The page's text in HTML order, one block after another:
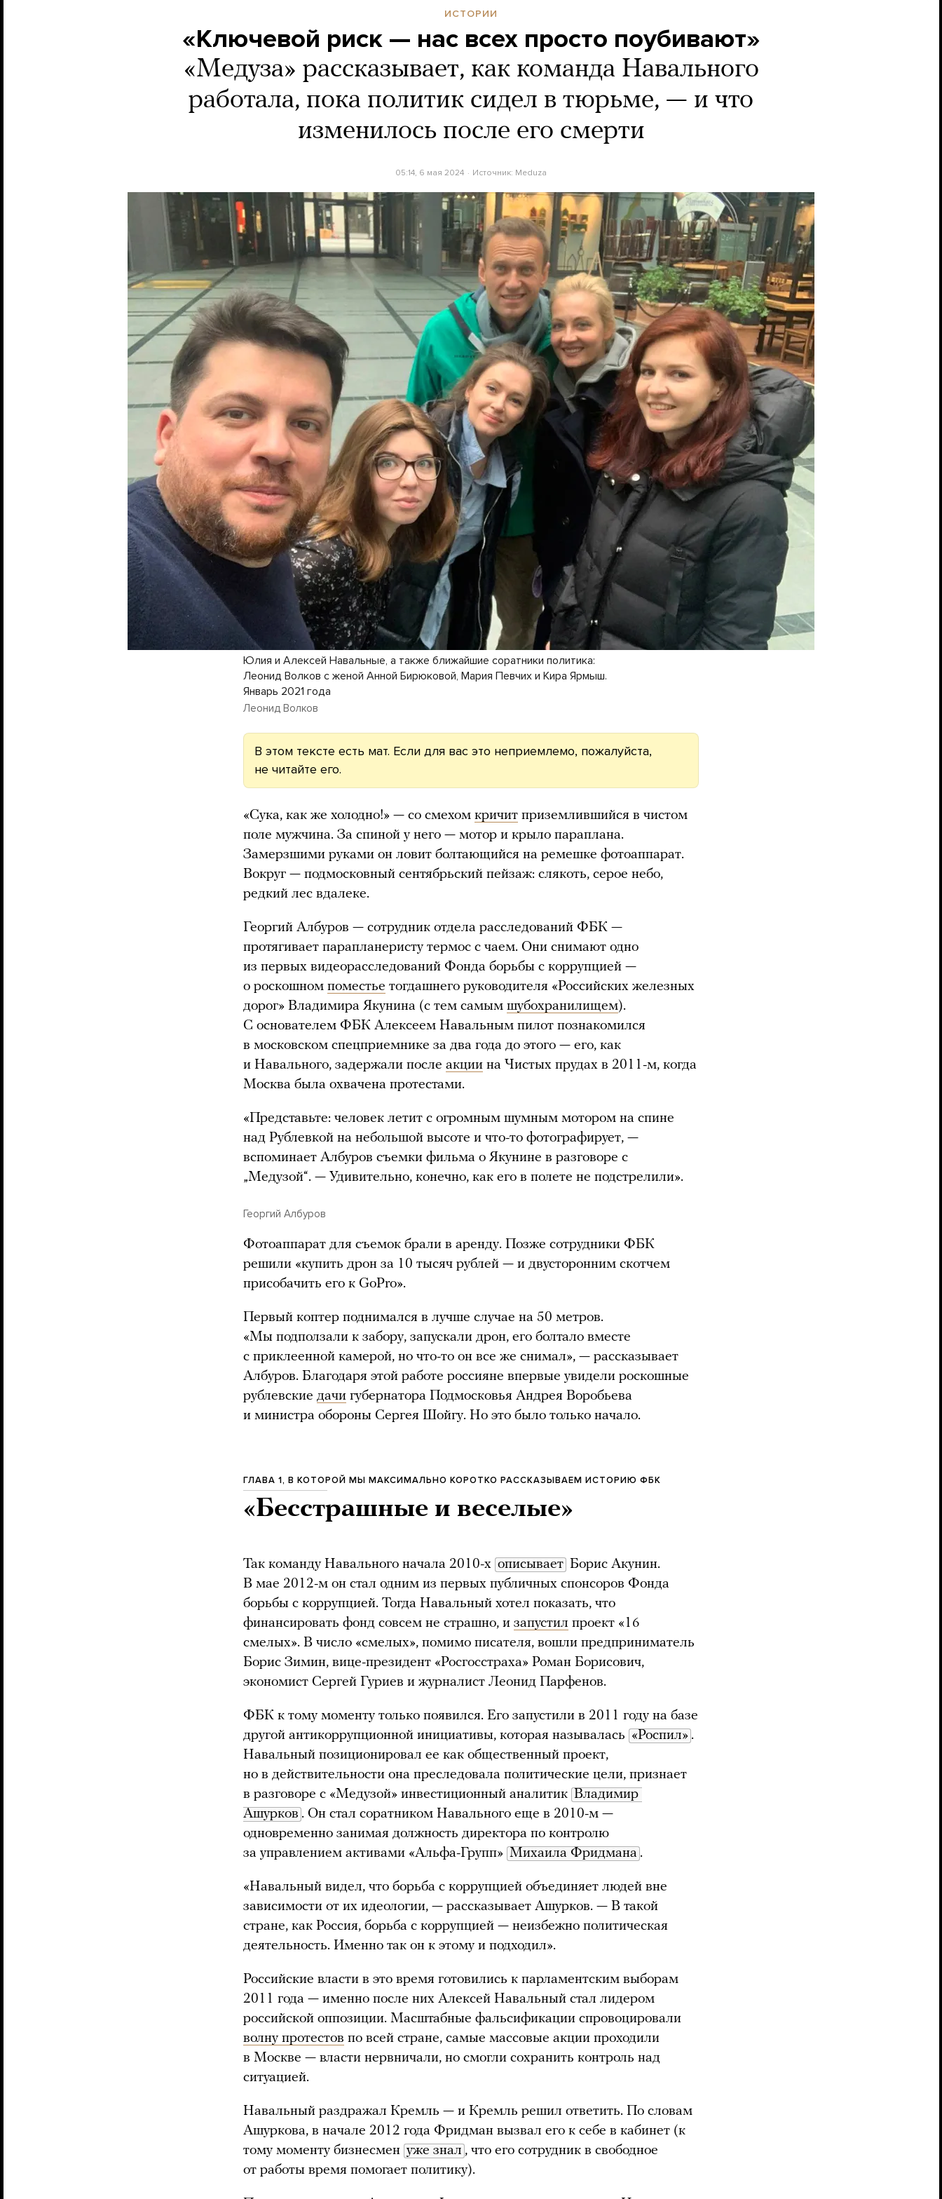
ИСТОРИИ
«Ключевой риск — нас всех просто поубивают»
«Медуза» рассказывает, как команда Навального
работала, пока политик сидел в тюрьме, — и что
изменилось после его смерти
05:14, 6 мая 2024 Источник: Meduza
Юлия и Алексей Навальные, а также ближайшие соратники политика:
Леонид Волков с женой Анной Бирюковой, Мария Певчих и Кира Ярмыш.
Январь 2021 года
Леонид Волков
В этом тексте есть мат. Если для вас это неприемлемо, пожалуйста,
не читайте его.
«Сука, как же холодно!» — со смехом кричит приземлившийся в чистом
поле мужчина. За спиной у него — мотор и крыло параплана.
Замерзшими руками он ловит болтающийся на ремешке фотоаппарат.
Вокруг — подмосковный сентябрьский пейзаж: слякоть, серое небо,
редкий лес вдалеке.
Георгий Албуров — сотрудник отдела расследований ФБК —
протягивает парапланеристу термос с чаем. Они снимают одно
из первых видеорасследований Фонда борьбы с коррупцией —
о роскошном поместье тогдашнего руководителя «Российских железных
дорог» Владимира Якунина (с тем самым шубохранилищем).
С основателем ФБК Алексеем Навальным пилот познакомился
в московском спецприемнике за два года до этого — его, как
и Навального, задержали после акции на Чистых прудах в 2011-м, когда
Москва была охвачена протестами.
«Представьте: человек летит с огромным шумным мотором на спине
над Рублевкой на небольшой высоте и что-то фотографирует, —
вспоминает Албуров съемки фильма о Якунине в разговоре с
„Медузой“. — Удивительно, конечно, как его в полете не подстрелили».
Георгий Албуров
Фотоаппарат для съемок брали в аренду. Позже сотрудники ФБК
решили «купить дрон за 10 тысяч рублей — и двусторонним скотчем
присобачить его к GoPro».
Первый коптер поднимался в лучше случае на 50 метров.
«Мы подползали к забору, запускали дрон, его болтало вместе
с приклеенной камерой, но что-то он все же снимал», — рассказывает
Албуров. Благодаря этой работе россияне впервые увидели роскошные
рублевские дачи губернатора Подмосковья Андрея Воробьева
и министра обороны Сергея Шойгу. Но это было только начало.
ГЛАВА 1, В КОТОРОЙ МЫ МАКСИМАЛЬНО КОРОТКО РАССКАЗЫВАЕМ ИСТОРИЮ ФБК
«Бесстрашные и веселые»
Так команду Навального начала 2010-х описывает Борис Акунин.
В мае 2012-м он стал одним из первых публичных спонсоров Фонда
борьбы с коррупцией. Тогда Навальный хотел показать, что
финансировать фонд совсем не страшно, и запустил проект «16
смелых». В число «смелых», помимо писателя, вошли предприниматель
Борис Зимин, вице-президент «Росгосстраха» Роман Борисович,
экономист Сергей Гуриев и журналист Леонид Парфенов.
ФБК к тому моменту только появился. Его запустили в 2011 году на базе
другой антикоррупционной инициативы, которая называлась «Роспил» .
Навальный позиционировал ее как общественный проект,
но в действительности она преследовала политические цели, признает
в разговоре с «Медузой» инвестиционный аналитик Владимир
Ашурков . Он стал соратником Навального еще в 2010-м —
одновременно занимая должность директора по контролю
за управлением активами «Альфа-Групп» Михаила Фридмана .
«Навальный видел, что борьба с коррупцией объединяет людей вне
зависимости от их идеологии, — рассказывает Ашурков. — В такой
стране, как Россия, борьба с коррупцией — неизбежно политическая
деятельность. Именно так он к этому и подходил».
Российские власти в это время готовились к парламентским выборам
2011 года — именно после них Алексей Навальный стал лидером
российской оппозиции. Масштабные фальсификации спровоцировали
волну протестов по всей стране, самые массовые акции проходили
в Москве — власти нервничали, но смогли сохранить контроль над
ситуацией.
Навальный раздражал Кремль — и Кремль решил ответить. По словам
Ашуркова, в начале 2012 года Фридман вызвал его к себе в кабинет (к
тому моменту бизнесмен уже знал , что его сотрудник в свободное
от работы время помогает политику).